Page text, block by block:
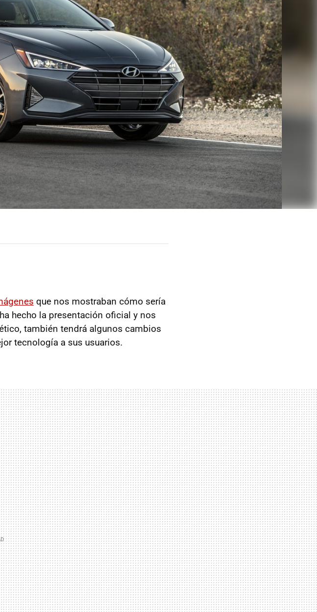
que nos mostraban cómo sería
hecho la presentación oficial y nos
también tendrá algunos cambios
tecnología a sus usuarios.